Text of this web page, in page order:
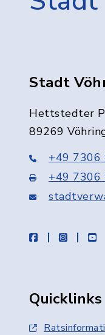
Stadt
Hettstedter
89269
+49 7306
+49 7306
facebookinstagram
Quicklinks